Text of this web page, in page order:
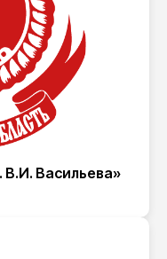
Васильева»